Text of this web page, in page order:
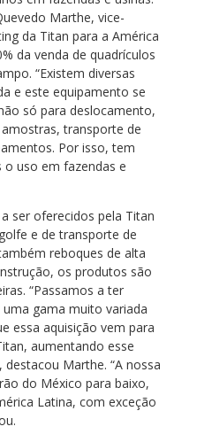
Marthe, vice-
da Titan para a América
da venda de quadrículos
“Existem diversas
e este equipamento se
só para deslocamento,
transporte de
Por isso, tem
o uso em fazendas e
ser oferecidos pela Titan
e de transporte de
reboques de alta
os produtos são
“Passamos a ter
uma gama muito variada
essa aquisição vem para
aumentando esse
Marthe. “A nossa
do México para baixo,
Latina, com exceção